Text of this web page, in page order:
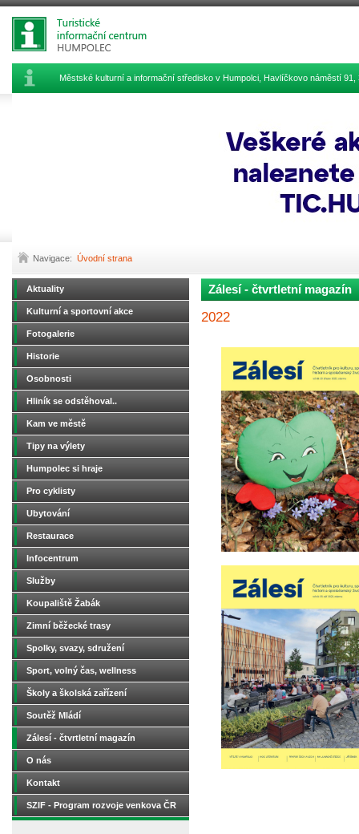
Městské kulturní a informační středisko v Humpolci, Havlíčkovo náměstí
Navigace: Úvodní strana
Aktuality
Kulturní a sportovní akce
Fotogalerie
Historie
Osobnosti
Hliník se odstěhoval..
Kam ve městě
Tipy na výlety
Humpolec si hraje
Pro cyklisty
Ubytování
Restaurace
Infocentrum
Služby
Koupaliště Žabák
Zimní běžecké trasy
Spolky, svazy, sdružení
Sport, volný čas, wellness
Školy a školská zařízení
Soutěž Mládí
Zálesí - čtvrtletní magazín
O nás
Kontakt
SZIF - Program rozvoje venkova ČR
Zálesí - čtvrtletní magazín
2022